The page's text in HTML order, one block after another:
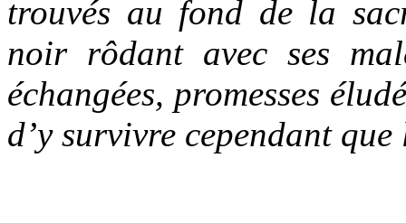
trouvés au fond de la
noir rôdant avec ses
échangées, promesses
d’y survivre cependant